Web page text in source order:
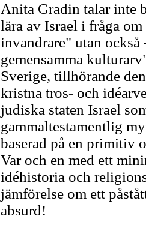
Anita Gradin talar inte
lära av Israel i fråga
invandrare" utan
gemensamma
Sverige, tillhörande
kristna tros- och
judiska staten Israel
gammaltestamentlig
baserad på en primitiv
Var och en med ett
idéhistoria och
jämförelse om ett
absurd!